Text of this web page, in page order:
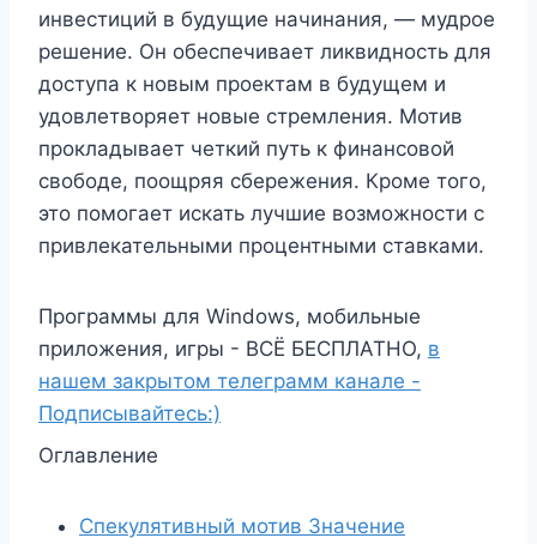
инвестиций в будущие начинания, — мудрое
решение. Он обеспечивает ликвидность для
доступа к новым проектам в будущем и
удовлетворяет новые стремления. Мотив
прокладывает четкий путь к финансовой
свободе, поощряя сбережения. Кроме того,
это помогает искать лучшие возможности с
привлекательными процентными ставками.
Программы для Windows, мобильные
приложения, игры - ВСЁ БЕСПЛАТНО, в
нашем закрытом телеграмм канале -
Подписывайтесь:)
Оглавление
Спекулятивный мотив Значение